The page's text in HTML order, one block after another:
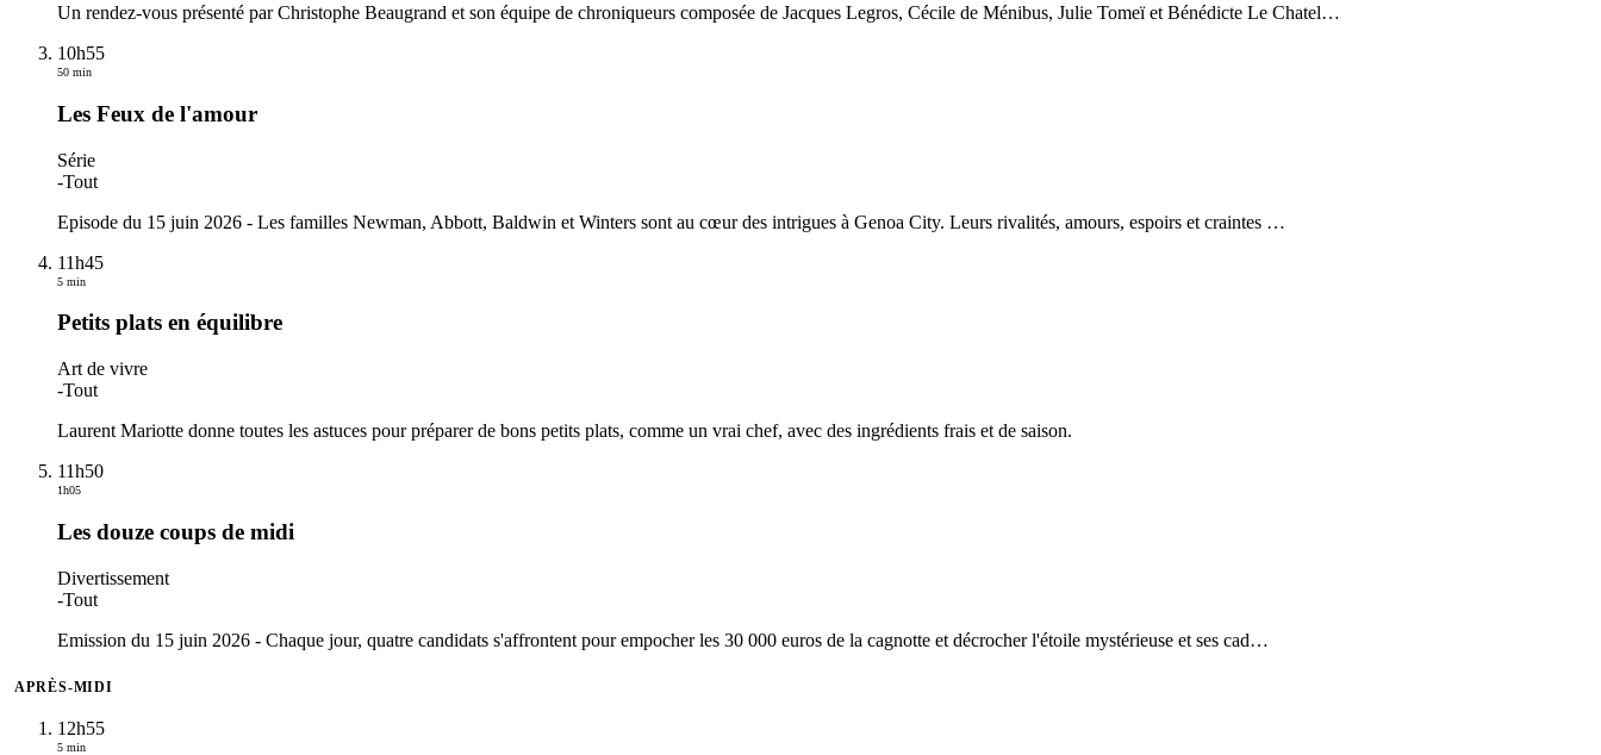
Un rendez-vous présenté par Christophe Beaugrand et son équipe de chroniqueurs composée de Jacques Legros, Cécile de Ménibus, Julie Tomeï et Bénédicte Le Chatel…
10h55
50 min
Les Feux de l'amour
Série
-Tout
Episode du 15 juin 2026 - Les familles Newman, Abbott, Baldwin et Winters sont au cœur des intrigues à Genoa City. Leurs rivalités, amours, espoirs et craintes …
11h45
5 min
Petits plats en équilibre
Art de vivre
-Tout
Laurent Mariotte donne toutes les astuces pour préparer de bons petits plats, comme un vrai chef, avec des ingrédients frais et de saison.
11h50
1h05
Les douze coups de midi
Divertissement
-Tout
Emission du 15 juin 2026 - Chaque jour, quatre candidats s'affrontent pour empocher les 30 000 euros de la cagnotte et décrocher l'étoile mystérieuse et ses cad…
APRÈS-MIDI
12h55
5 min